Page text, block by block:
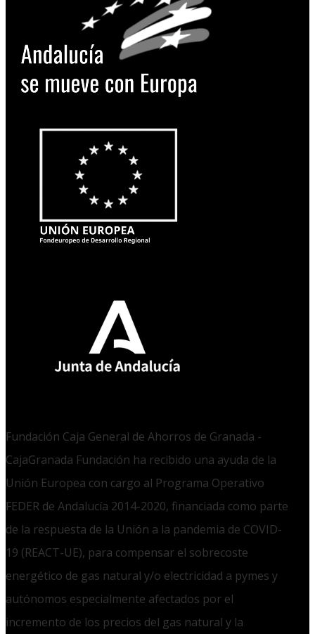
Fundación Caja General de Ahorros de Granada -
CajaGranada Fundación ha recibido una ayuda de la
Unión Europea con cargo al Programa Operativo
FEDER de Andalucía 2014-2020, financiada como parte
de la respuesta de la Unión a la pandemia de COVID-
19 (REACT-UE), para compensar el sobrecoste
energético de gas natural y/o electricidad a pymes y
autónomos especialmente afectados por el
incremento de los precios del gas natural y la